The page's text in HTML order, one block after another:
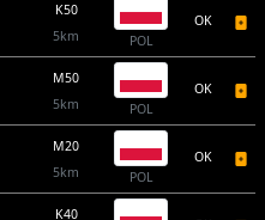
K50
5km
POL
OK
M50
5km
POL
OK
M20
5km
POL
OK
K40